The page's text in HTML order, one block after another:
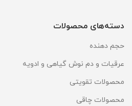
دسته‌های محصولات
حجم دهنده
عرقیات و دم نوش گیاهی و ادویه
محصولات تقویتی
محصولات چاقی